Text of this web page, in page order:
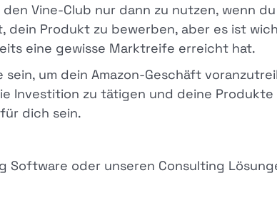
Vine-Club nur dann zu nutzen, wenn
Produkt zu bewerben, aber es ist
eine gewisse Marktreife erreicht hat.
um dein Amazon-Geschäft
Investition zu tätigen und deine
dich sein.
Software oder unseren Consulting